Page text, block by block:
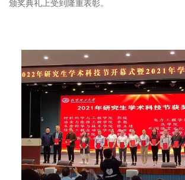
颁奖典礼上受到隆重表彰。